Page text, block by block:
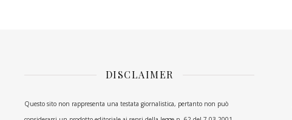
DISCLAIMER
Questo sito non rappresenta una testata giornalistica, pertanto non può